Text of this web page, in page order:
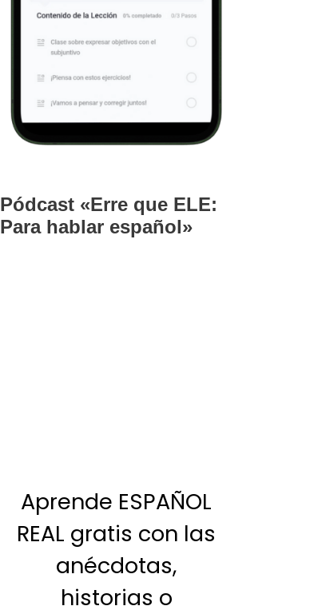
Pódcast «Erre que ELE:
Para hablar español»
Aprende ESPAÑOL
REAL gratis con las
anécdotas,
historias o